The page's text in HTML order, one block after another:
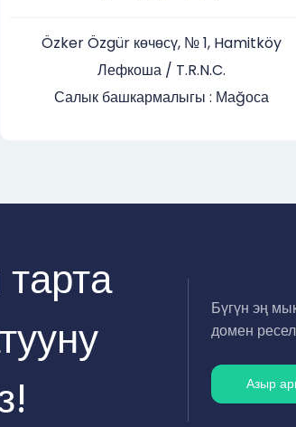
Özker Özgür көчөсү, № 1, Hamitköy
Лефкоша / T.R.N.C.
Салык башкармалыгы : Маğоса
Бүгүн эң
домен
Азыр